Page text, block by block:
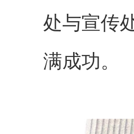
处与宣传
满成功。